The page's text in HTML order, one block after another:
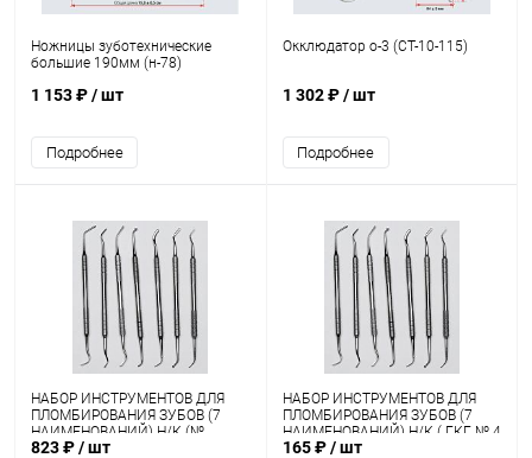
Ножницы зуботехнические
большие 190мм (н-78)
1 153 ₽/ шт
Подробнее
Окклюдатор о-3 (CТ-10-115)
1 302 ₽/ шт
Подробнее
НАБОР ИНСТРУМЕНТОВ ДЛЯ
ПЛОМБИРОВАНИЯ ЗУБОВ (7
НАИМЕНОВАНИЙ) Н/К (№
1,2,3,4,6)
823 ₽/ шт
НАБОР ИНСТРУМЕНТОВ ДЛЯ
ПЛОМБИРОВАНИЯ ЗУБОВ (7
НАИМЕНОВАНИЙ) Н/К ( ГКГ № 4
)165 ₽/ шт